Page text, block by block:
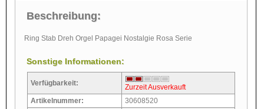
Beschreibung:
Ring Stab Dreh Orgel Papagei Nostalgie Rosa Serie
Sonstige Informationen:
Verfügbarkeit:
Zurzeit Ausverkauft
Artikelnummer:
30608520